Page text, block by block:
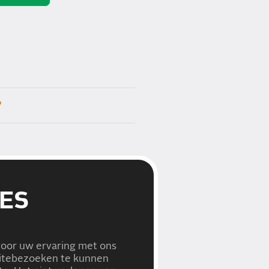
uw ervaring met ons
te kunnen